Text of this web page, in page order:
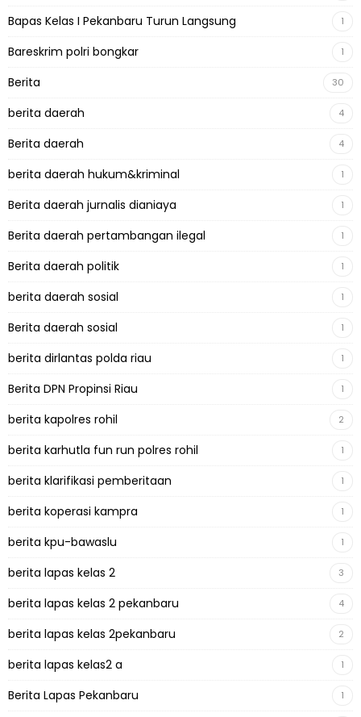
Bapas Kelas I Pekanbaru Turun Langsung 1
Bareskrim polri bongkar 1
Berita 30
berita daerah 4
Berita daerah 4
berita daerah hukum&kriminal 1
Berita daerah jurnalis dianiaya 1
Berita daerah pertambangan ilegal 1
Berita daerah politik 1
berita daerah sosial 1
Berita daerah sosial 1
berita dirlantas polda riau 1
Berita DPN Propinsi Riau 1
berita kapolres rohil 2
berita karhutla fun run polres rohil 1
berita klarifikasi pemberitaan 1
berita koperasi kampra 1
berita kpu-bawaslu 1
berita lapas kelas 2 3
berita lapas kelas 2 pekanbaru 4
berita lapas kelas 2pekanbaru 2
berita lapas kelas2 a 1
Berita Lapas Pekanbaru 1